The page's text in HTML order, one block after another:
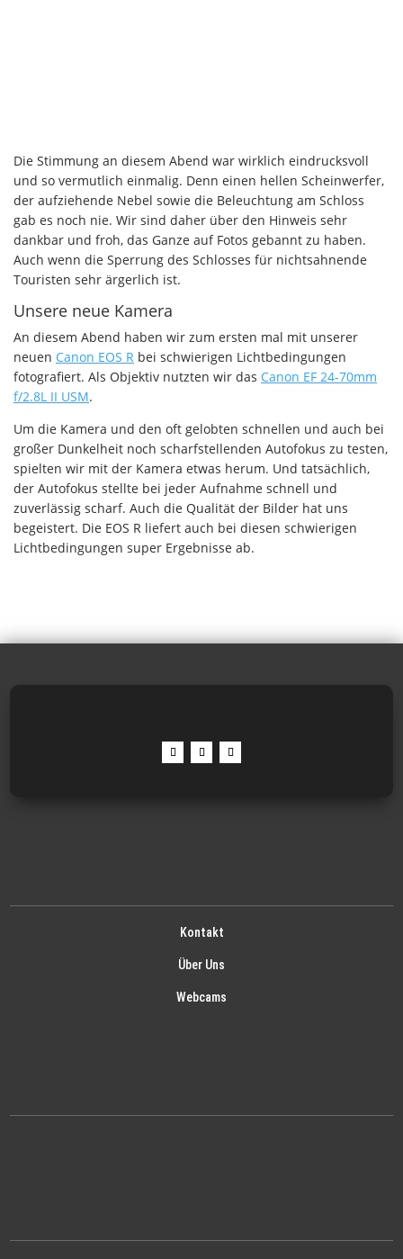
Die Stimmung an diesem Abend war wirklich eindrucksvoll
und so vermutlich einmalig. Denn einen hellen Scheinwerfer,
der aufziehende Nebel sowie die Beleuchtung am Schloss
gab es noch nie. Wir sind daher über den Hinweis sehr
dankbar und froh, das Ganze auf Fotos gebannt zu haben.
Auch wenn die Sperrung des Schlosses für nichtsahnende
Touristen sehr ärgerlich ist.
Unsere neue Kamera
An diesem Abend haben wir zum ersten mal mit unserer
neuen Canon EOS R bei schwierigen Lichtbedingungen
fotografiert. Als Objektiv nutzten wir das Canon EF 24-70mm
f/2.8L II USM.
Um die Kamera und den oft gelobten schnellen und auch bei
großer Dunkelheit noch scharfstellenden Autofokus zu testen,
spielten wir mit der Kamera etwas herum. Und tatsächlich,
der Autofokus stellte bei jeder Aufnahme schnell und
zuverlässig scharf. Auch die Qualität der Bilder hat uns
begeistert. Die EOS R liefert auch bei diesen schwierigen
Lichtbedingungen super Ergebnisse ab.
Kontakt
Über Uns
Webcams